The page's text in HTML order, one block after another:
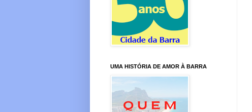
UMA HISTÓRIA DE AMOR À BARRA